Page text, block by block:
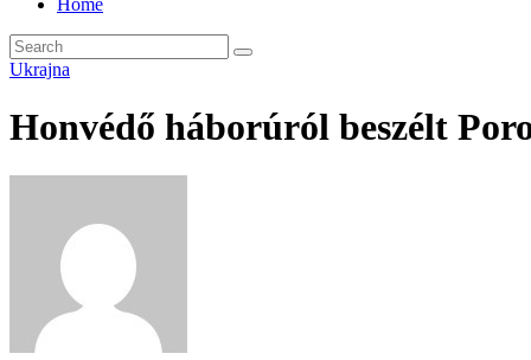
Home
Ukrajna
Honvédő háborúról beszélt